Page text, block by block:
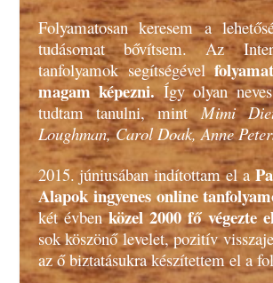
Folyamatosan keresem a
tudásomat bővítsem. Az
tanfolyamok segítségével
magam képezni.Így olyan
tudtam tanulni, mintMimi
Loughman, Carol Doak, Anne
2015. júniusában indítottam el a
Alapok ingyenes online
két évbenközel 2000 fő végezte
sok köszönő levelet, pozitív
az ő biztatásukra készítettem el a